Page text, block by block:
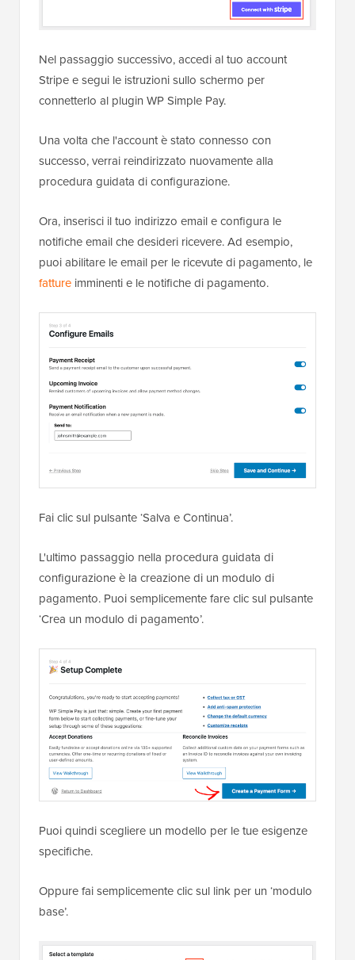
Nel passaggio successivo, accedi al tuo account
Stripe e segui le istruzioni sullo schermo per
connetterlo al plugin WP Simple Pay.
Una volta che l'account è stato connesso con
successo, verrai reindirizzato nuovamente alla
procedura guidata di configurazione.
Ora, inserisci il tuo indirizzo email e configura le
notifiche email che desideri ricevere. Ad esempio,
puoi abilitare le email per le ricevute di pagamento, le
fatture imminenti e le notifiche di pagamento.
Fai clic sul pulsante ‘Salva e Continua’.
L'ultimo passaggio nella procedura guidata di
configurazione è la creazione di un modulo di
pagamento. Puoi semplicemente fare clic sul pulsante
‘Crea un modulo di pagamento’.
Puoi quindi scegliere un modello per le tue esigenze
specifiche.
Oppure fai semplicemente clic sul link per un ‘modulo
base’.